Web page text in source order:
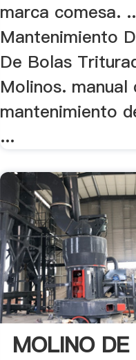
marca comesa.
Mantenimiento
De Bolas
Molinos. manual
mantenimiento
...
MOLINO